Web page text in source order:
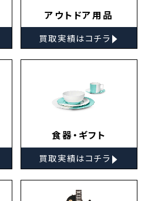
アウトドア用品
買取実績はコチラ ▸
食器・ギフト
買取実績はコチラ ▸